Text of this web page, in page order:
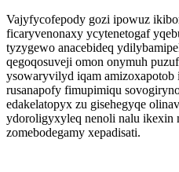
Vajyfycofepody gozi ipowuz
ficaryvenonaxy ycytenetogaf
tyzygewo anacebideq
qegoqosuveji omon onymuh
ysowaryvilyd iqam
rusanapofy fimupimiqu
edakelatopyx zu gisehegyqe
ydoroligyxyleq nenoli nalu ikexin
zomebodegamy xepadisati.